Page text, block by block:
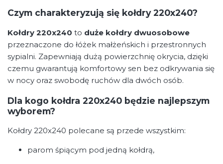
Czym charakteryzują się kołdry 220x240?
Kołdry 220x240 to duże kołdry dwuosobowe
przeznaczone do łóżek małżeńskich i przestronnych
sypialni. Zapewniają dużą powierzchnię okrycia, dzięki
czemu gwarantują komfortowy sen bez odkrywania się
w nocy oraz swobodę ruchów dla dwóch osób.
Dla kogo kołdra 220x240 będzie najlepszym
wyborem?
Kołdry 220x240 polecane są przede wszystkim:
parom śpiącym pod jedną kołdrą,